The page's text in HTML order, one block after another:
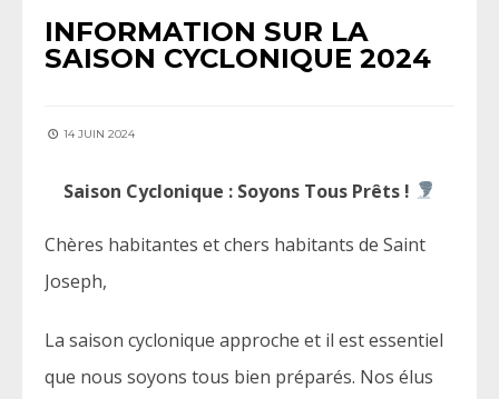
INFORMATION SUR LA
SAISON CYCLONIQUE 2024
14 JUIN 2024
Saison Cyclonique : Soyons Tous Prêts !
Chères habitantes et chers habitants de Saint
Joseph,
La saison cyclonique approche et il est essentiel
que nous soyons tous bien préparés. Nos élus